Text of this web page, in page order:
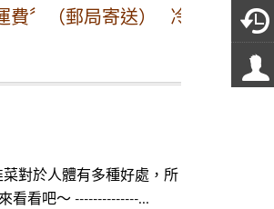
郵局寄送） 冷凍宅配方案:【
對於人體有多種好處，所
看看吧～ --------------...